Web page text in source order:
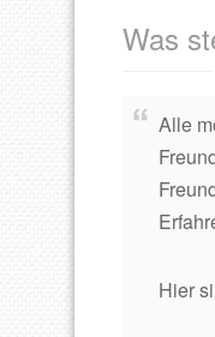
Was
Alle
Hier